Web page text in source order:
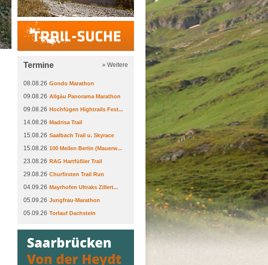
Trail-Suche
Termine » Weitere
08.08.26 Gondo Marathon
09.08.26 Allgäu Panorama Marathon
09.08.26 Hochfügen Hightrails Fest...
14.08.26 Madrisa Trail
15.08.26 Saalbach Trail u. Skyrace
15.08.26 100 Meilen Berlin (Mauerw...
23.08.26 RAG Hartfüßler Trail
29.08.26 Churfirsten Trail Run
04.09.26 Mayrhofen Ultraks Zillert...
05.09.26 Jungfrau-Marathon
05.09.26 Torlauf Dachstein